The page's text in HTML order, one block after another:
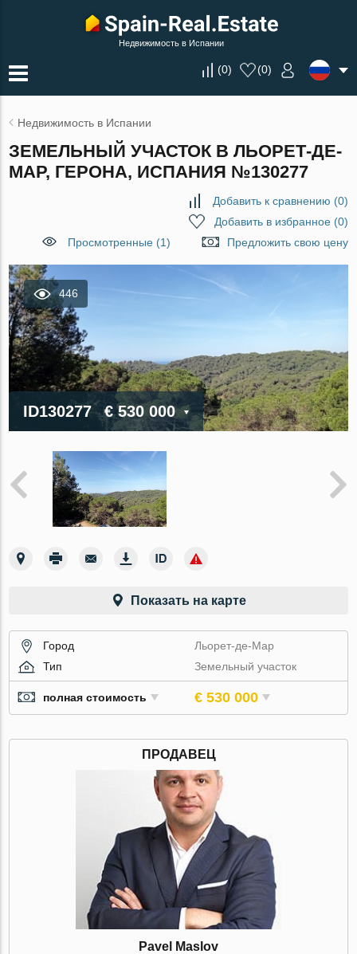
Недвижимость в Испании
(0) (0)
Недвижимость в Испании
ЗЕМЕЛЬНЫЙ УЧАСТОК В ЛЬОРЕТ-ДЕ-
МАР, ГЕРОНА, ИСПАНИЯ №130277
Добавить к сравнению (0)
Добавить в избранное(0)
Просмотренные (1)
Предложить свою цену
446
ID130277 € 530 000
Показать на карте
Город
Льорет-де-Мар
Тип
Земельный участок
полная стоимость € 530 000
ПРОДАВЕЦ
Pavel Maslov